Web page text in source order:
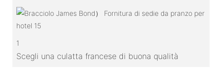
1
Scegli una culatta francese di buona qualità